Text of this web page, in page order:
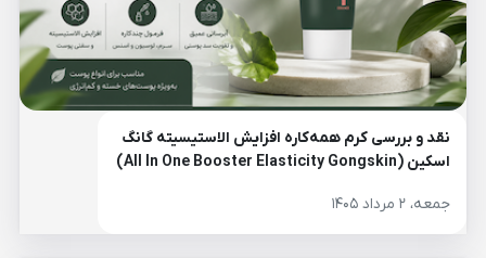
نقد و بررسی کرم همه‌کاره افزایش الاستیسیته گانگ
اسکین (All In One Booster Elasticity Gongskin)
جمعه، ۲ مرداد ۱۴۰۵